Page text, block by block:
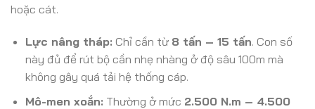
hoặc cát.
Lực nâng tháp: Chỉ cần từ 8 tấn – 15 tấn. Con số
này đủ để rút bộ cần nhẹ nhàng ở độ sâu 100m mà
không gây quá tải hệ thống cáp.
Mô-men xoắn: Thường ở mức 2.500 N.m – 4.500